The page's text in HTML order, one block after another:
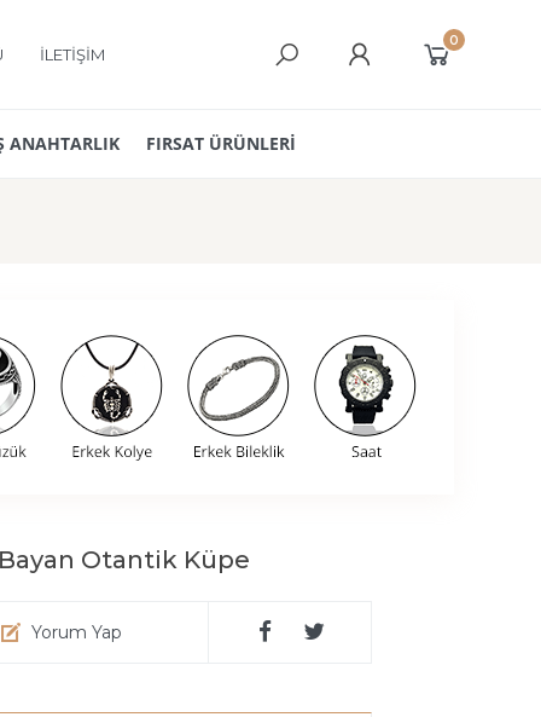
İLETİŞİM
0
ANAHTARLIK FIRSAT ÜRÜNLERİ
Otantik Küpe
Yorum Yap